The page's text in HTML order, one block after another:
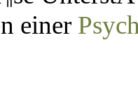
einer